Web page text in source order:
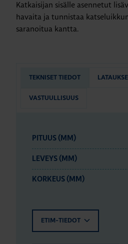
Katkaisijan sisälle asennetut
havaita ja tunnistaa
saranoitua kantta.
TEKNISET TIEDOT
VASTUULLISUUS
PITUUS (MM)
LEVEYS (MM)
KORKEUS (MM)
ETIM-TIEDOT